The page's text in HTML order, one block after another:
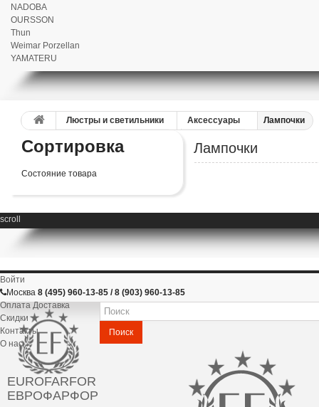
NADOBA
OURSSON
Thun
Weimar Porzellan
YAMATERU
Люстры и светильники Аксессуары Лампочки
Сортировка
Состояние товара
Лампочки
scroll
Войти
Москва 8 (495) 960-13-85 / 8 (903) 960-13-85
Оплата Доставка
Скидки
Контакты
О нас
EUROFARFOR
ЕВРОФАРФОР
Поиск